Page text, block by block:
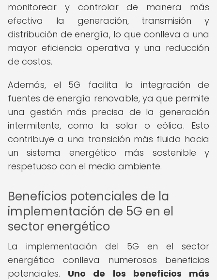
monitorear y controlar de manera más
efectiva la generación, transmisión y
distribución de energía, lo que conlleva a una
mayor eficiencia operativa y una reducción
de costos.
Además, el 5G facilita la integración de
fuentes de energía renovable, ya que permite
una gestión más precisa de la generación
intermitente, como la solar o eólica. Esto
contribuye a una transición más fluida hacia
un sistema energético más sostenible y
respetuoso con el medio ambiente.
Beneficios potenciales de la
implementación de 5G en el
sector energético
La implementación del 5G en el sector
energético conlleva numerosos beneficios
potenciales. Uno de los beneficios más